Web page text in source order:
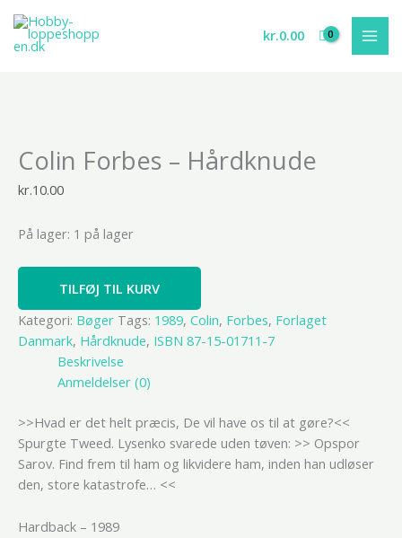
indholdet
kr.0.00
Colin Forbes – Hårdknude
kr.10.00
På lager: 1 på lager
Forbes
Hårdknude
TILFØJ TIL KURV
Kategori: Bøger Tags: 1989, Colin, Forbes, Forlaget
Danmark, Hårdknude, ISBN 87-15-01711-7
Beskrivelse
Anmeldelser (0)
>>Hvad er det helt præcis, De vil have os til at gøre?<<
Spurgte Tweed. Lysenko svarede uden tøven: >> Opspor
Sarov. Find frem til ham og likvidere ham, inden han udløser
den, store katastrofe… <<
Hardback – 1989